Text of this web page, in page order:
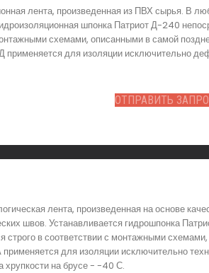
лента, произведенная из ПВХ сырья. В
шпонка Патриот Д-240
схемами, описанными в самой
применяется для изоляции
ОТПРАВИТЬ
лента, произведенная на основе
швов. Устанавливается гидрошпонка
строго в соответствии с монтажными
применяется для изоляции исключительно
на брусе - -40 С.